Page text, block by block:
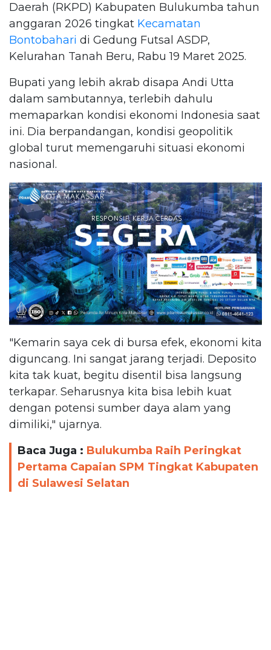
Daerah (RKPD) Kabupaten Bulukumba tahun
anggaran 2026 tingkat Kecamatan
Bontobahari di Gedung Futsal ASDP,
Kelurahan Tanah Beru, Rabu 19 Maret 2025.
Bupati yang lebih akrab disapa Andi Utta
dalam sambutannya, terlebih dahulu
memaparkan kondisi ekonomi Indonesia saat
ini. Dia berpandangan, kondisi geopolitik
global turut memengaruhi situasi ekonomi
nasional.
"Kemarin saya cek di bursa efek, ekonomi kita
diguncang. Ini sangat jarang terjadi. Deposito
kita tak kuat, begitu disentil bisa langsung
terkapar. Seharusnya kita bisa lebih kuat
dengan potensi sumber daya alam yang
dimiliki," ujarnya.
Baca Juga : Bulukumba Raih Peringkat
Pertama Capaian SPM Tingkat Kabupaten
di Sulawesi Selatan